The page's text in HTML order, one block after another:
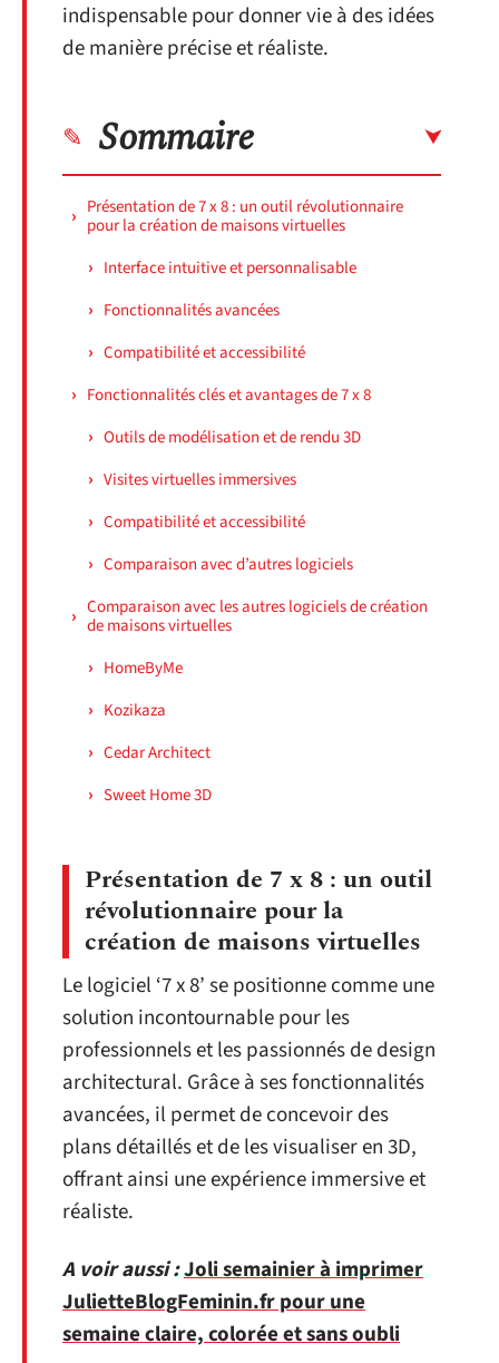
indispensable pour donner vie à des idées
de manière précise et réaliste.
Sommaire
Présentation de 7 x 8 : un outil révolutionnaire
pour la création de maisons virtuelles
Interface intuitive et personnalisable
Fonctionnalités avancées
Compatibilité et accessibilité
Fonctionnalités clés et avantages de 7 x 8
Outils de modélisation et de rendu 3D
Visites virtuelles immersives
Compatibilité et accessibilité
Comparaison avec d’autres logiciels
Comparaison avec les autres logiciels de création
de maisons virtuelles
HomeByMe
Kozikaza
Cedar Architect
Sweet Home 3D
Présentation de 7 x 8 : un outil
révolutionnaire pour la
création de maisons virtuelles
Le logiciel ‘7 x 8’ se positionne comme une
solution incontournable pour les
professionnels et les passionnés de design
architectural. Grâce à ses fonctionnalités
avancées, il permet de concevoir des
plans détaillés et de les visualiser en 3D,
offrant ainsi une expérience immersive et
réaliste.
A voir aussi :Joli semainier à imprimer
JulietteBlogFeminin.fr pour une
semaine claire, colorée et sans oubli